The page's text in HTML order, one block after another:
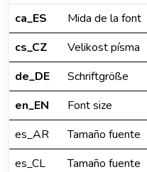
ca_ES
Mida de la font
cs_CZ
Velikost písma
de_DE
Schriftgröße
en_EN
Font size
es_AR
Tamaño fuente
es_CL
Tamaño fuente